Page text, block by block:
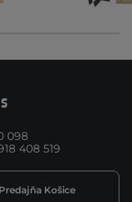
098
408 519
Predajňa Košice